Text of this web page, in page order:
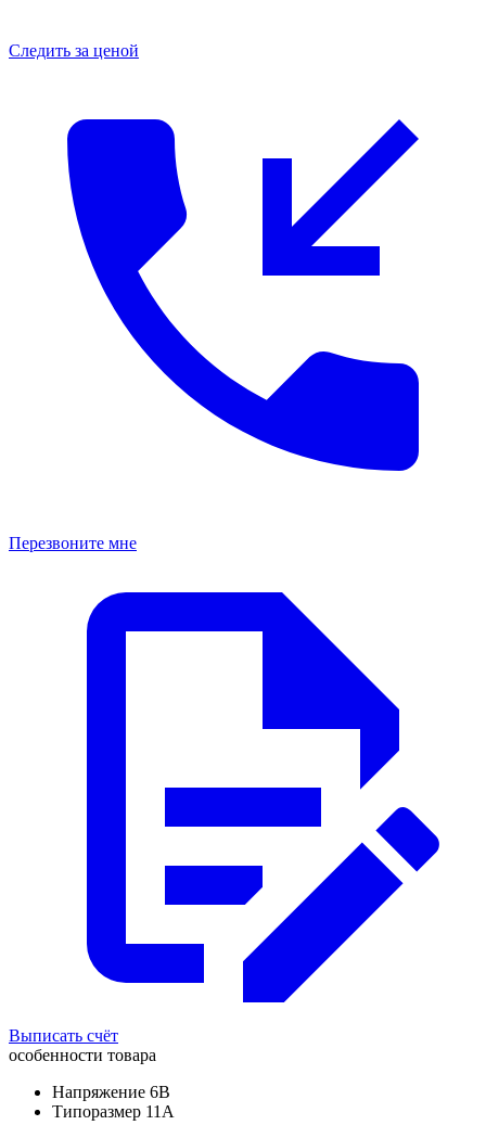
Следить за ценой
Перезвоните мне
Выписать счёт
особенности товара
Напряжение 6В
Типоразмер 11А